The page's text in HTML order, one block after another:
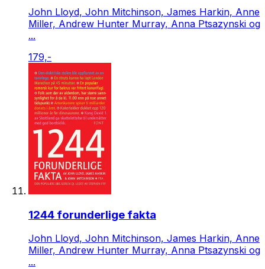
John Lloyd, John Mitchinson, James Harkin, Anne
Miller, Andrew Hunter Murray, Anna Ptsazynski og
...
179,-
1244 forunderlige fakta
John Lloyd, John Mitchinson, James Harkin, Anne
Miller, Andrew Hunter Murray, Anna Ptsazynski og
...